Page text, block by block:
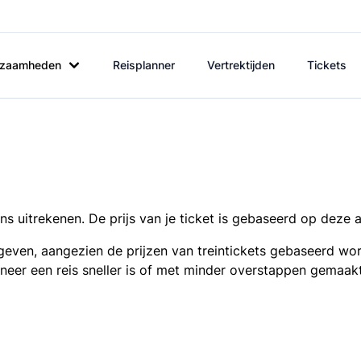
Reisplanner Vertrektijden Tickets
uitrekenen. De prijs van je ticket is gebaseerd op
aangezien de prijzen van treintickets gebaseerd
een reis sneller is of met minder overstappen